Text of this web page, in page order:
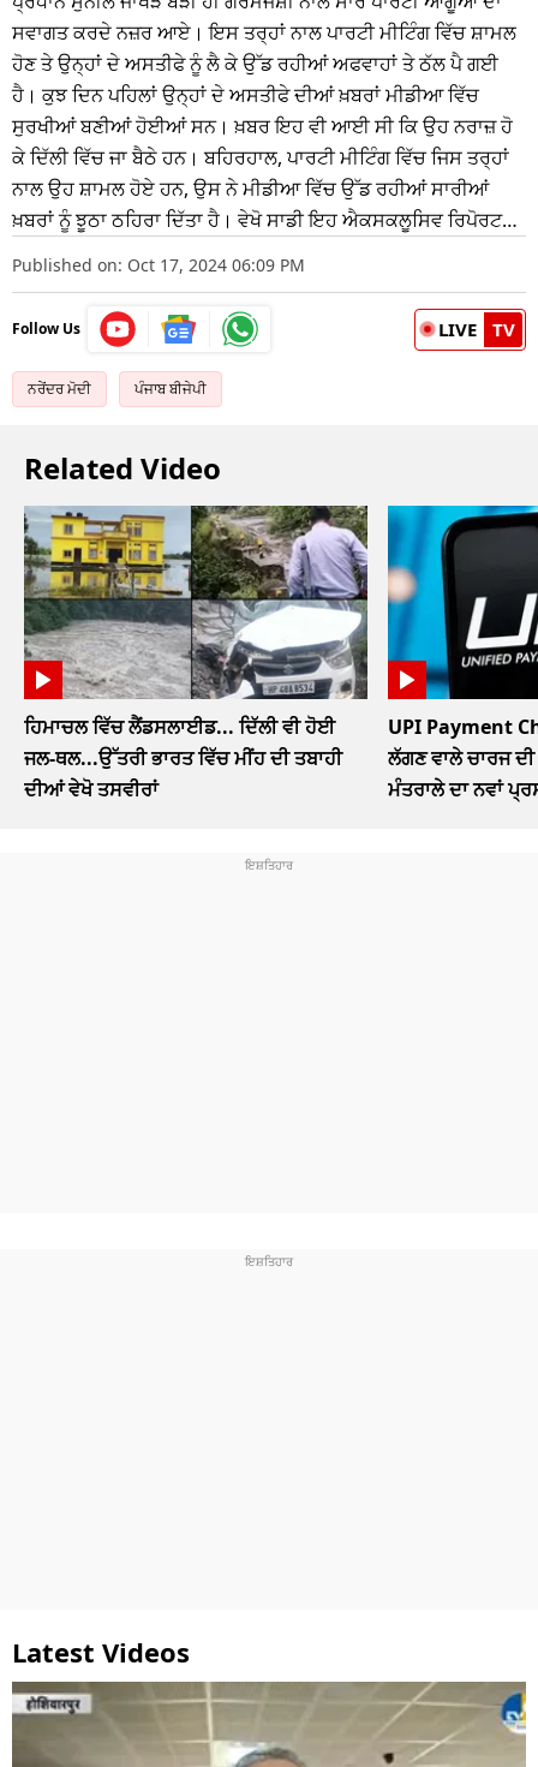
ਸਵਾਗਤ ਕਰਦੇ ਨਜ਼ਰ ਆਏ। ਇਸ ਤਰ੍ਹਾਂ ਨਾਲ ਪਾਰਟੀ ਮੀਟਿੰਗ ਵਿੱਚ ਸ਼ਾਮਲ
ਹੋਣ ਤੇ ਉਨ੍ਹਾਂ ਦੇ ਅਸਤੀਫੇ ਨੂੰ ਲੈ ਕੇ ਉੱਡ ਰਹੀਆਂ ਅਫਵਾਹਾਂ ਤੇ ਠੱਲ ਪੈ ਗਈ
ਹੈ। ਕੁਝ ਦਿਨ ਪਹਿਲਾਂ ਉਨ੍ਹਾਂ ਦੇ ਅਸਤੀਫੇ ਦੀਆਂ ਖ਼ਬਰਾਂ ਮੀਡੀਆ ਵਿੱਚ
ਸੁਰਖੀਆਂ ਬਣੀਆਂ ਹੋਈਆਂ ਸਨ। ਖ਼ਬਰ ਇਹ ਵੀ ਆਈ ਸੀ ਕਿ ਉਹ ਨਰਾਜ਼ ਹੋ
ਕੇ ਦਿੱਲੀ ਵਿੱਚ ਜਾ ਬੈਠੇ ਹਨ। ਬਹਿਰਹਾਲ, ਪਾਰਟੀ ਮੀਟਿੰਗ ਵਿੱਚ ਜਿਸ ਤਰ੍ਹਾਂ
ਨਾਲ ਉਹ ਸ਼ਾਮਲ ਹੋਏ ਹਨ, ਉਸ ਨੇ ਮੀਡੀਆ ਵਿੱਚ ਉੱਡ ਰਹੀਆਂ ਸਾਰੀਆਂ
ਖ਼ਬਰਾਂ ਨੂੰ ਝੂਠਾ ਠਹਿਰਾ ਦਿੱਤਾ ਹੈ। ਵੇਖੋ ਸਾਡੀ ਇਹ ਐਕਸਕਲੂਸਿਵ ਰਿਪੋਰਟ…
Published on: Oct 17, 2024 06:09 PM
Follow Us LIVE TV
ਨਰੇਂਦਰ ਮੋਦੀ ਪੰਜਾਬ ਬੀਜੇਪੀ
Related Video
ਹਿਮਾਚਲ ਵਿੱਚ ਲੈਂਡਸਲਾਈਡ... ਦਿੱਲੀ ਵੀ ਹੋਈ
ਜਲ-ਥਲ...ਉੱਤਰੀ ਭਾਰਤ ਵਿੱਚ ਮੀਂਹ ਦੀ ਤਬਾਹੀ
ਦੀਆਂ ਵੇਖੋ ਤਸਵੀਰਾਂ
UPI Payment
ਲੱਗਣ ਵਾਲੇ ਚਾਰਜ
ਮੰਤਰਾਲੇ ਦਾ ਨਵਾਂ
Latest Videos